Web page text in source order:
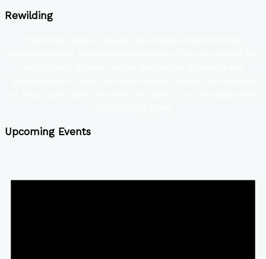
Rewilding
Upcoming Events